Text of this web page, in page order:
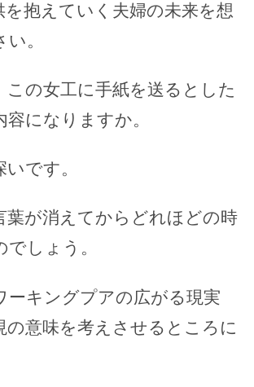
を抱えていく夫婦の未来を想
。
この女工に手紙を送るとした
容になりますか。
です。
葉が消えてからどれほどの時
しょう。
ーキングプアの広がる現実
の意味を考えさせるところに